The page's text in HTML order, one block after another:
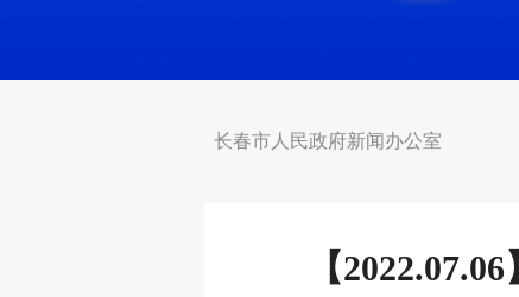
长春市人民政府新闻办公室
【